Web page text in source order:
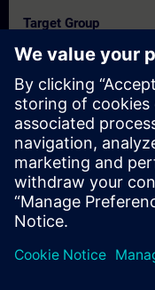
Target Group
-
Dates And
Currently, no events
Add yourself to the
when new dates
Activate notification